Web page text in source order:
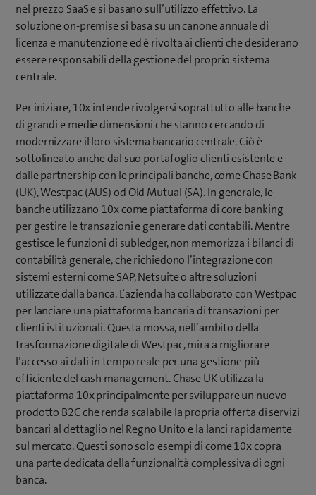
nel prezzo SaaS e si basano sull’utilizzo effettivo. La
soluzione on-premise si basa su un canone annuale di
licenza e manutenzione ed è rivolta ai clienti che desiderano
essere responsabili della gestione del proprio sistema
centrale.
Per iniziare, 10x intende rivolgersi soprattutto alle banche
di grandi e medie dimensioni che stanno cercando di
modernizzare il loro sistema bancario centrale. Ciò è
sottolineato anche dal suo portafoglio clienti esistente e
dalle partnership con le principali banche, come Chase Bank
(UK), Westpac (AUS) od Old Mutual (SA). In generale, le
banche utilizzano 10x come piattaforma di core banking
per gestire le transazioni e generare dati contabili. Mentre
gestisce le funzioni di subledger, non memorizza i bilanci di
contabilità generale, che richiedono l’integrazione con
sistemi esterni come SAP, Netsuite o altre soluzioni
utilizzate dalla banca. L’azienda ha collaborato con Westpac
per lanciare una piattaforma bancaria di transazioni per
clienti istituzionali. Questa mossa, nell’ambito della
trasformazione digitale di Westpac, mira a migliorare
l’accesso ai dati in tempo reale per una gestione più
efficiente del cash management. Chase UK utilizza la
piattaforma 10x principalmente per sviluppare un nuovo
prodotto B2C che renda scalabile la propria offerta di servizi
bancari al dettaglio nel Regno Unito e la lanci rapidamente
sul mercato. Questi sono solo esempi di come 10x copra
una parte dedicata della funzionalità complessiva di ogni
banca.